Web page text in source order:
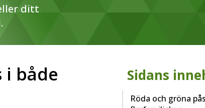
ditt
i både
Sidans
Röda och gröna